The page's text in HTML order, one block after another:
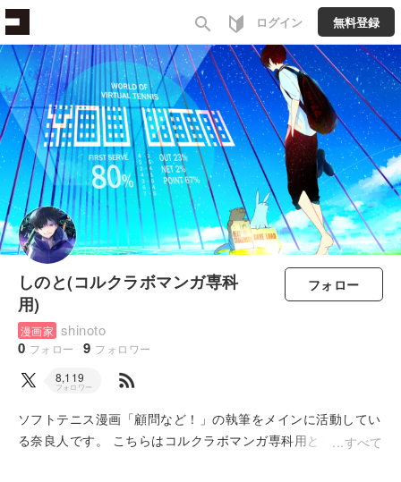
search ログイン 無料登録
しのと(コルクラボマンガ専科
用)
漫画家 shinoto
0 フォロー 9 フォロワー
フォロー
8,119
フォロワー rss_feed
ソフトテニス漫画「顧問など！」の執筆をメインに活動してい
る奈良人です。 こちらはコルクラボマンガ専科用として、ゆ
すべて